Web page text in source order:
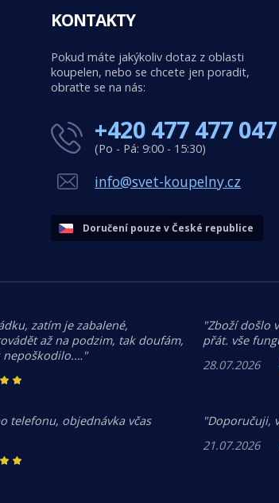
KONTAKTY
Pokud máte jakýkoliv dotaz z oblasti
koupelen, nebo se chcete jen poradit,
obraťte se na nás:
+420 477 477 047
(Po - Pá: 9:00 - 15:30)
info@svet-koupelny.cz
Doručení pouze v České republice
zatím je zabalené,
až na podzim, tak doufám,
nepoškodilo.…"
"Zboží došlo
přát. vše
28.07.2026
telefonu, objednávka včas
"Doporučuji,
21.07.2026